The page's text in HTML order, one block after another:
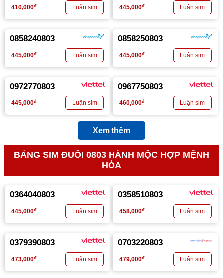
410,000đ 445,000đ
0858240803
445,000đ
0858250803
445,000đ
0972770803
445,000đ
0967750803
460,000đ
Xem thêm
BẢNG SIM ĐUÔI 0803 HÀNH MỘC HỢP MỆNH
HỎA
0364040803
445,000đ
0358510803
458,000đ
0379390803
473,000đ
0703220803
479,000đ